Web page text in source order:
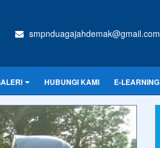
smpnduagajahdemak@gmail.com
HUBUNGI KAMI E-LEARNING